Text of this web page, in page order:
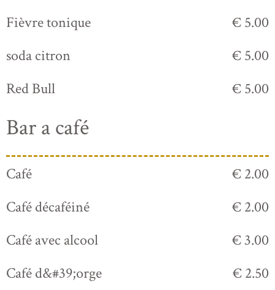
Fièvre tonique
€ 5.00
soda citron
€ 5.00
Red Bull
€ 5.00
Bar a café
Café
€ 2.00
Café décaféiné
€ 2.00
Café avec alcool
€ 3.00
Café d&#39;orge
€ 2.50